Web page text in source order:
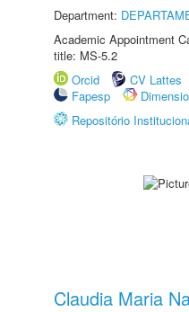
Department:
Academic Appointment
title: MS-5.2
Orcid
CV Lattes
Fapesp
Repositório
Claudia Maria